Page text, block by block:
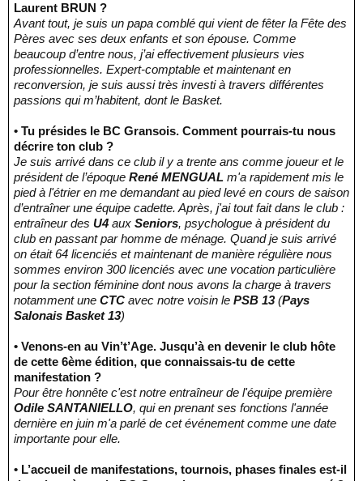
Laurent BRUN ?
Avant tout, je suis un papa comblé qui vient de fêter la Fête des
Pères avec ses deux enfants et son épouse. Comme
beaucoup d’entre nous, j’ai effectivement plusieurs vies
professionnelles. Expert-comptable et maintenant en
reconversion, je suis aussi très investi à travers différentes
passions qui m’habitent, dont le Basket.
• Tu présides le BC Gransois. Comment pourrais-tu nous
décrire ton club ?
Je suis arrivé dans ce club il y a trente ans comme joueur et le
président de l’époque René MENGUAL m'a rapidement mis le
pied à l'étrier en me demandant au pied levé en cours de saison
d’entraîner une équipe cadette. Après, j'ai tout fait dans le club :
entraîneur des U4 aux Seniors, psychologue à président du
club en passant par homme de ménage. Quand je suis arrivé
on était 64 licenciés et maintenant de manière régulière nous
sommes environ 300 licenciés avec une vocation particulière
pour la section féminine dont nous avons la charge à travers
notamment une CTC avec notre voisin le PSB 13(Pays
Salonais Basket 13)
• Venons-en au Vin’t’Age. Jusqu’à en devenir le club hôte
de cette 6ème édition, que connaissais-tu de cette
manifestation ?
Pour être honnête c'est notre entraîneur de l'équipe première
Odile SANTANIELLO, qui en prenant ses fonctions l'année
dernière en juin m'a parlé de cet événement comme une date
importante pour elle.
• L’accueil de manifestations, tournois, phases finales est-il